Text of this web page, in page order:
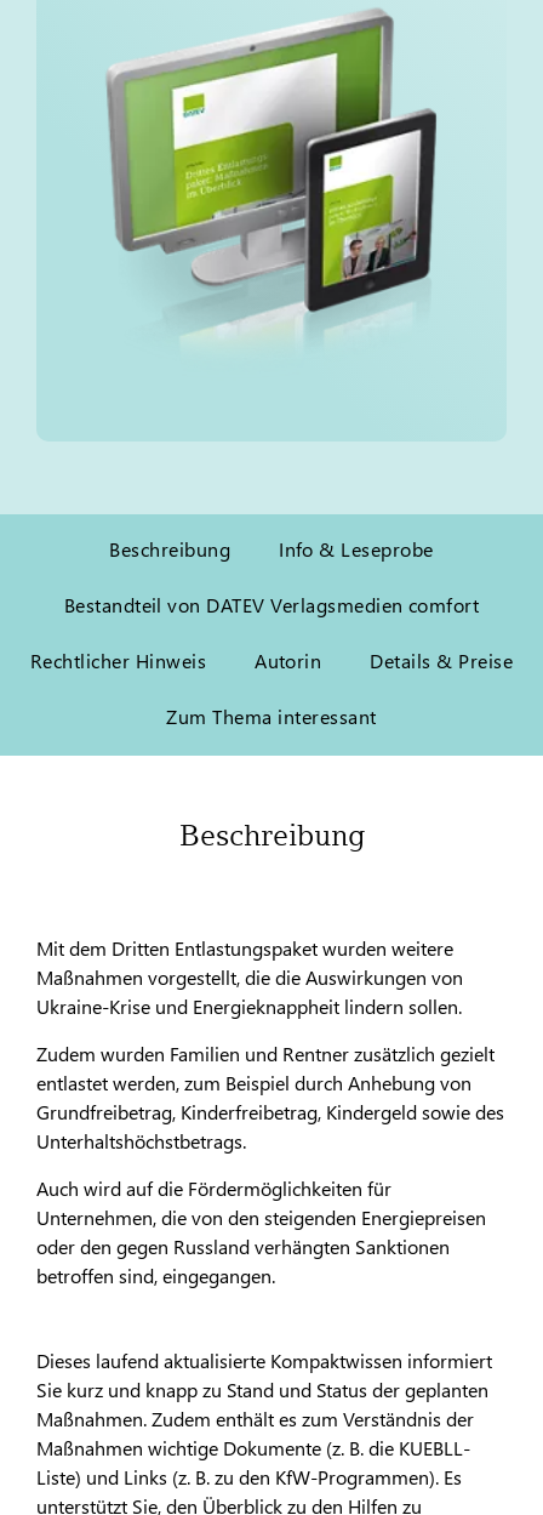
Beschreibung Info & Leseprobe
Bestandteil von DATEV Verlagsmedien comfort
Rechtlicher Hinweis Autorin Details & Preise
Zum Thema interessant
Beschreibung
Mit dem Dritten Entlastungspaket wurden weitere
Maßnahmen vorgestellt, die die Auswirkungen von
Ukraine-Krise und Energieknappheit lindern sollen.
Zudem wurden Familien und Rentner zusätzlich gezielt
entlastet werden, zum Beispiel durch Anhebung von
Grundfreibetrag, Kinderfreibetrag, Kindergeld sowie des
Unterhaltshöchstbetrags.
Auch wird auf die Fördermöglichkeiten für
Unternehmen, die von den steigenden Energiepreisen
oder den gegen Russland verhängten Sanktionen
betroffen sind, eingegangen.
Dieses laufend aktualisierte Kompaktwissen informiert
Sie kurz und knapp zu Stand und Status der geplanten
Maßnahmen. Zudem enthält es zum Verständnis der
Maßnahmen wichtige Dokumente (z. B. die KUEBLL-
Liste) und Links (z. B. zu den KfW-Programmen). Es
unterstützt Sie, den Überblick zu den Hilfen zu